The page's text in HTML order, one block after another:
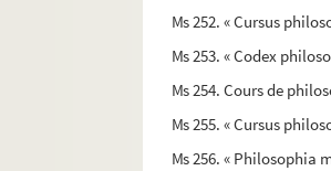
Ms 252. « Cursus
Ms 253. « Codex
Ms 254. Cours de
Ms 255. « Cursus
Ms 256. «